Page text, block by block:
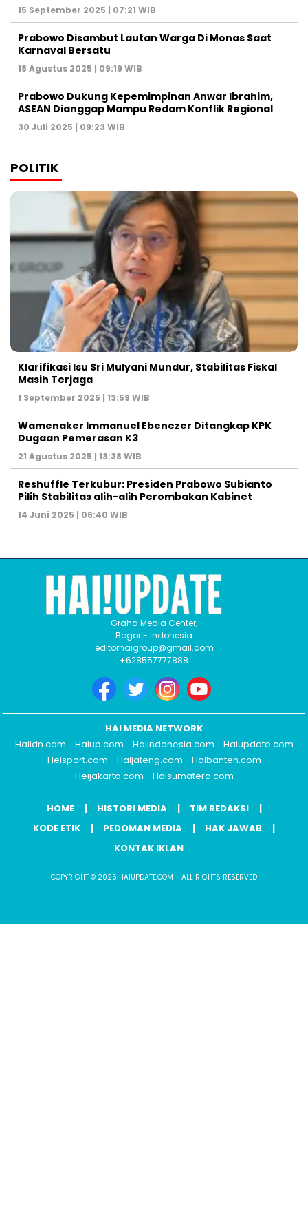
15 September 2025 | 07:21 WIB
Prabowo Disambut Lautan Warga Di Monas Saat
Karnaval Bersatu
18 Agustus 2025 | 09:19 WIB
Prabowo Dukung Kepemimpinan Anwar Ibrahim,
ASEAN Dianggap Mampu Redam Konflik Regional
30 Juli 2025 | 09:23 WIB
POLITIK
Klarifikasi Isu Sri Mulyani Mundur, Stabilitas Fiskal
Masih Terjaga
1 September 2025 | 13:59 WIB
Wamenaker Immanuel Ebenezer Ditangkap KPK
Dugaan Pemerasan K3
21 Agustus 2025 | 13:38 WIB
Reshuffle Terkubur: Presiden Prabowo Subianto
Pilih Stabilitas alih-alih Perombakan Kabinet
14 Juni 2025 | 06:40 WIB
Graha Media Center,
Bogor - Indonesia
editorhaigroup@gmail.com
+628557777888
HAI MEDIA NETWORK
Haiidn.com
Haiup.com Haiindonesia.com
Haiupdate.com
Heisport.com
Haijateng.com
Haibanten.com
Heijakarta.com
Haisumatera.com
HOME HISTORI MEDIA
TIM REDAKSI
KODE ETIK
PEDOMAN MEDIA
HAK JAWAB
KONTAK IKLAN
COPYRIGHT © 2026 HAIUPDATE.COM - ALL RIGHTS RESERVED